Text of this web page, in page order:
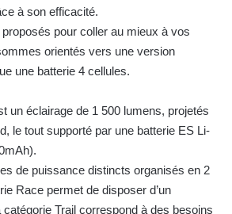
à son efficacité.
pour coller au mieux à vos
orientés vers une version
une batterie 4 cellules.
un éclairage de 1 500 lumens, projetés
le tout supporté par une batterie ES Li-
de puissance distincts organisés en 2
Race permet de disposer d’un
Trail correspond à des besoins